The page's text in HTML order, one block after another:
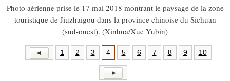
Photo aérienne prise le 17 mai 2018 montrant le paysage de la zone
touristique de Jiuzhaigou dans la province chinoise du Sichuan
(sud-ouest). (Xinhua/Xue Yubin)
1 2 3 4 5 6 7 8 9 10